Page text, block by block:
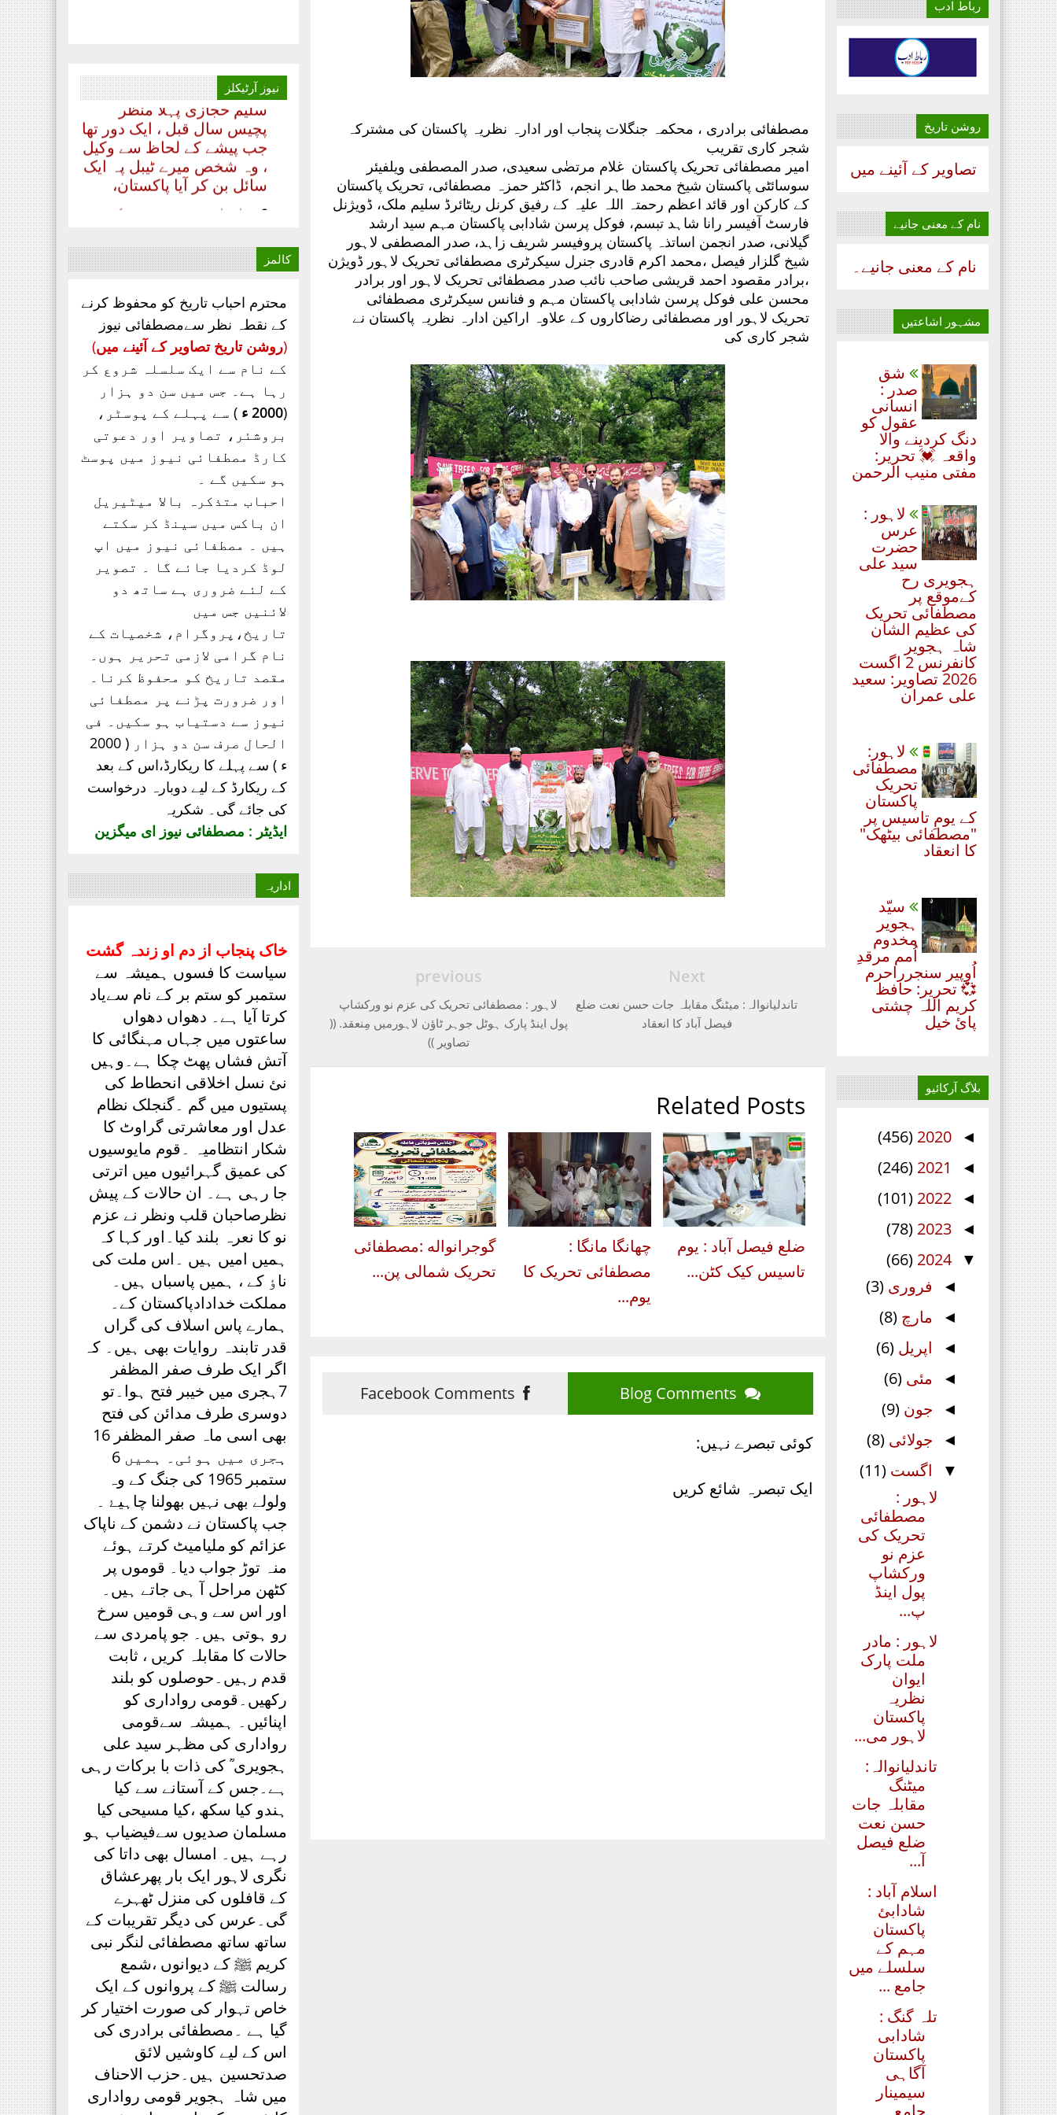
رباط ادب
روشن تاریخ
تصاویر کے آئینے میں
نام‌ کے معنی جانیے
نام‌ کے معنی جانیے۔
مشہور اشاعتیں
شق
صدر :
انسانی
عقول کو
دنگ کردینے والا
واقعہ 💓 تحریر:
مفتی منیب الرحمن
لاہور :
عرس
حضرت
سید علی
ہجویری رح
کےموقع پر
مصطفائی تحریک
کی عظیم الشان
شاہ ہجویر
کانفرنس 2 اگست
2026 تصاویر: سعید
علی عمران
لاہور:
مصطفائی
تحریک
پاکستان
کے یومِ تاسیس پر
"مصطفائی بیٹھک"
کا انعقاد
سیّد
ہجویر
مخدوم
اُمم مرقدِ
اُوپیر سنجرراحرم
💞 تحریر: حافظ
کریم اللہ چشتی
پائ خیل
بلاگ آرکائیو
◄
2020
(456)
◄
2021
(246)
◄
2022
(101)
◄
2023
(78)
▼
2024
(66)
◄ فروری (3)
◄ مارچ (8)
◄ اپریل (6)
◄ مئی (6)
◄ جون (9)
◄ جولائی (8)
▼ اگست (11)
لاہور :
مصطفائی
تحریک کی
عزم نو
ورکشاپ
پول اینڈ
پ...
لاہور : مادر
ملت پارک
ایوان
نظریہ
پاکستان
لاہور می...
تاندلیانوالہ:
میٹنگ
مقابلہ جات
حسن نعت
ضلع فیصل
آ...
اسلام آباد :
شادابئ
پاکستان
مہم کے
سلسلے میں
جامع ...
تلہ گنگ :
شادابی
پاکستان
آگاہی
سیمینار
جامع
مصطفائی برادری ، محکمہ جنگلات پنجاب اور ادارہ نظریہ پاکستان کی مشترکہ
شجر کاری تقریب
امیر مصطفائی تحریک پاکستان غلام مرتضٰی سعیدی، صدر المصطفی ویلفیئر
سوسائٹی پاکستان شیخ محمد طاہر انجم، ڈاکٹر حمزہ مصطفائی، تحریک پاکستان
کے کارکن اور قائد اعظم رحمتہ اللہ علیہ کے رفیق کرنل ریٹائرڈ سلیم ملک، ڈویژنل
فارسٹ آفیسر رانا شاہد تبسم، فوکل پرسن شادابی پاکستان مہم سید ارشد
گیلانی، صدر انجمن اساتذہ پاکستان پروفیسر شریف زاہد، صدر المصطفی لاہور
شیخ گلزار فیصل ،محمد اکرم قادری جنرل سیکرٹری مصطفائی تحریک لاہور ڈویژن
،برادر مقصود احمد قریشی صاحب نائب صدر مصطفائی تحریک لاہور اور برادر
محسن علی فوکل پرسن شادابی پاکستان مہم و فنانس سیکرٹری مصطفائی
تحریک لاہور اور مصطفائی رضاکاروں کے علاوہ اراکین ادارہ نظریہ پاکستان نے
شجر کاری کی
Next
تاندلیانوالہ: میٹنگ مقابلہ جات حسن نعت ضلع
فیصل آباد کا انعقاد
previous
لاہور : مصطفائی تحریک کی عزم نو ورکشاپ
پول اینڈ پارک ہوٹل جوہر ٹاؤن لاہورمیں مِنعقد. ((
تصاویر ))
Related Posts
ضلع فیصل آباد : یوم
تاسیس کیک کٹن...
چھانگا مانگا :
مصطفائی تحریک کا
یوم...
گوجرانواله :مصطفائی
تحریک شمالی پن...
کوئی تبصرے نہیں:
ایک تبصرہ شائع کریں
نیوز آرٹیکلز
اللہ کا تحریر ۔۔۔ مظہر
سلیم حجازی پہلا منظر
پچیس سال قبل ، ایک دور تھا
جب پیشے کے لحاظ سے وکیل
، وہ شخص میرے ٹیبل پہ ایک
سائل بن کر آیا پاکستان،
‏اداریہ۔ روشنی کی
کرن. محمد عابد ضیائی
مصطفائی نیوز کراچی
مصطفائی تحریک
لے کر ۔۔۔
جناب سعید احمد چشتی
ڈویژنل صدر مصطفائی
تحریک ساہیوال کی مبارکباد
انجمن طلباء اسلام کی
موجودہ مرکزی قیادت
مبارکباد کی مستحق ہے۔ کہ
جنہوں نے حیی علی الفلاح،
کالمز
محترم احباب تاریخ کو محفوظ کرنے
کے نقطہ نظر سےمصطفائی نیوز
(روشن تاریخ تصاویر کے آئینے میں)
کے نام سے ایک سلسلہ شروع کر
رہا ہے۔ جس میں سن دو ہزار
(2000 ء
) سے پہلے کے پوسٹر،
بروشئر، تصاویر اور دعوتی
کارڈ مصطفائی نیوز میں پوسٹ
ہو سکیں گے ۔
احباب متذکرہ بالا میٹیریل
ان باکس میں سینڈ کر سکتے
ہیں ۔ مصطفائی نیوز میں اپ
لوڈ کردیا جائے گا ۔ تصویر
کے لئے ضروری ہے ساتھ دو
لائنیں جس میں
تاریخ،پروگرام، شخصیات کے
نام گرامی لازمی تحریر ہوں۔
مقصد تاریخ کو محفوظ کرنا۔
اور ضرورت پڑنے پر مصطفائی
نیوز سے دستیاب ہو سکیں۔ فی
الحال صرف
سن دو ہزار ( 2000
ء ) سے پہلے کا ریکارڈ،اس کے بعد
کے ریکارڈ کے لیے دوبارہ درخواست
کی جائے گی۔ شکریہ
ایڈیٹر : مصطفائی نیوز ای میگزین
اداریہ
خاک پنجاب از دم او زندہ گشت
سیاست کا فسوں ہمیشہ سے
ستمبر کو ستم بر کے نام سےیاد
کرتا آیا ہے۔ دھواں دھواں
ساعتوں میں جہاں مہنگائی کا
آتش فشاں پھٹ چکا ہے۔وہیں
نئ نسل اخلاقی انحطاط کی
پستیوں میں گم ۔گنجلک نظام
عدل اور معاشرتی گراوٹ کا
شکار انتظامیہ ۔قوم مایوسیوں
کی عمیق گہرائیوں میں اترتی
جا رہی ہے۔ ان حالات کے پیش
نظرصاحبان قلب ونظر نے عزم
نو کا نعرہ بلند کیا۔اور کہا کہ
ہمیں امیں ہیں ۔اس ملت کی
ناٶ کے ، ہمیں پاسباں ہیں۔
مملکت خدادادپاکستان کے۔
ہمارے پاس اسلاف کی گراں
قدر تابندہ روایات بھی ہیں۔ کہ
اگر ایک طرف صفر المظفر
7ہجری میں خیبر فتح ہوا۔تو
دوسری طرف مدائن کی فتح
بھی اسی ماہ صفر المظفر 16
ہجری میں ہوئی۔ ہمیں 6
ستمبر 1965 کی جنگ کے وہ
ولولے بھی نہیں بھولنا چاہیۓ ۔
جب پاکستان نے دشمن کے ناپاک
عزائم کو ملیامیٹ کرتے ہوئے
منہ توڑ جواب دیا۔ قوموں پر
کٹھن مراحل آ ہی جاتے ہیں۔
اور اس سے وہی قومیں سرخ
رو ہوتی ہیں۔ جو پامردی سے
حالات کا مقابلہ کریں ، ثابت
قدم رہیں۔حوصلوں کو بلند
رکھیں۔قومی رواداری کو
اپنائیں۔ ہمیشہ سےقومی
رواداری کی مظہر سید علی
ہجویری ؒ کی ذات با برکات رہی
ہے۔جس کے آستانے سے کیا
ہندو کیا سکھ ،کیا مسیحی کیا
مسلمان صدیوں سےفیضیاب ہو
رہے ہیں۔ امسال بھی داتا کی
نگری لاہور ایک بار پھرعشاق
کے قافلوں کی منزل ٹھہرے
گی۔عرس کی دیگر تقریبات کے
ساتھ ساتھ مصطفائی لنگر نبی
کریم ﷺ کے دیوانوں ،شمع
رسالت ﷺ کے پروانوں کے ایک
خاص تہوار کی صورت اختیار کر
گیا ہے ۔مصطفائی برادری کی
اس کے لیے کاوشیں لائق
صدتحسین ہیں۔حزب الاحناف
میں شاہ ہجویر قومی رواداری